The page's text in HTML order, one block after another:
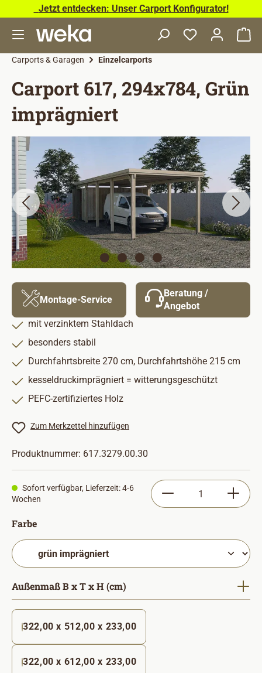
Zum Hauptinhalt springen
Jetzt entdecken: Unser Carport Konfigurator!
Carports & Garagen Einzelcarports
Carport 617, 294x784, Grün
imprägniert
Bildergalerie überspringen
Montage-Service
Beratung /
Angebot
mit verzinktem Stahldach
besonders stabil
Durchfahrtsbreite 270 cm, Durchfahrtshöhe 215 cm
kesseldruckimprägniert = witterungsgeschützt
PEFC-zertifiziertes Holz
Zum Merkzettel hinzufügen
Produktnummer: 617.3279.00.30
Sofort verfügbar, Lieferzeit: 4-6
Wochen
Produkt Anzahl:
Farbeauswählen
Außenmaß B x T x H (cm)
322,00 x 512,00 x 233,00
322,00 x 612,00 x 233,00